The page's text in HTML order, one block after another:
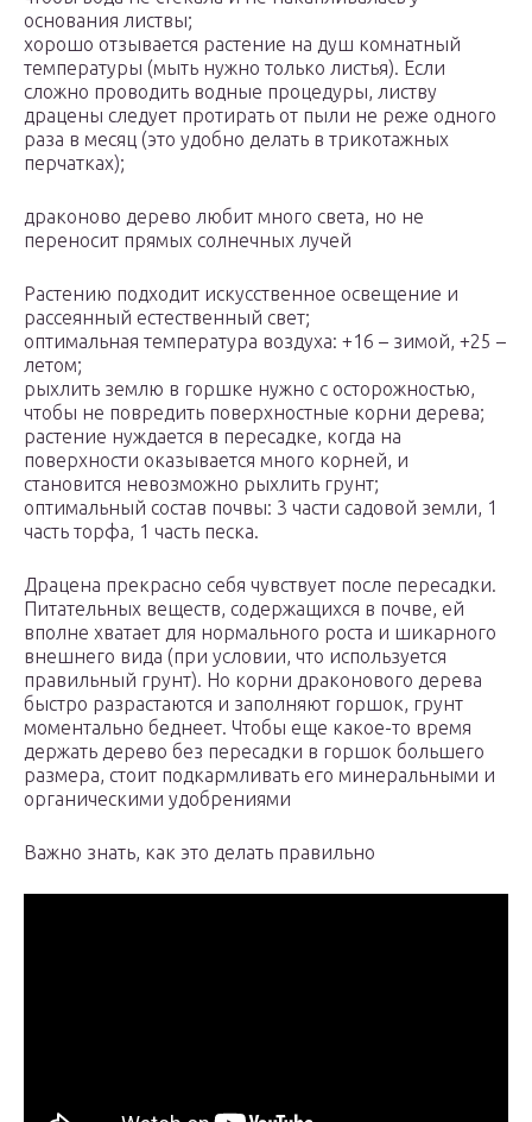
основания листвы;
хорошо отзывается растение на душ комнатный
температуры (мыть нужно только листья). Если
сложно проводить водные процедуры, листву
драцены следует протирать от пыли не реже одного
раза в месяц (это удобно делать в трикотажных
перчатках);
драконово дерево любит много света, но не
переносит прямых солнечных лучей
Растению подходит искусственное освещение и
рассеянный естественный свет;
оптимальная температура воздуха: +16 – зимой, +25 –
летом;
рыхлить землю в горшке нужно с осторожностью,
чтобы не повредить поверхностные корни дерева;
растение нуждается в пересадке, когда на
поверхности оказывается много корней, и
становится невозможно рыхлить грунт;
оптимальный состав почвы: 3 части садовой земли, 1
часть торфа, 1 часть песка.
Драцена прекрасно себя чувствует после пересадки.
Питательных веществ, содержащихся в почве, ей
вполне хватает для нормального роста и шикарного
внешнего вида (при условии, что используется
правильный грунт). Но корни драконового дерева
быстро разрастаются и заполняют горшок, грунт
моментально беднеет. Чтобы еще какое-то время
держать дерево без пересадки в горшок большего
размера, стоит подкармливать его минеральными и
органическими удобрениями
Важно знать, как это делать правильно